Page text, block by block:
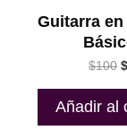
Guitarra en
$100 $
Añadir al